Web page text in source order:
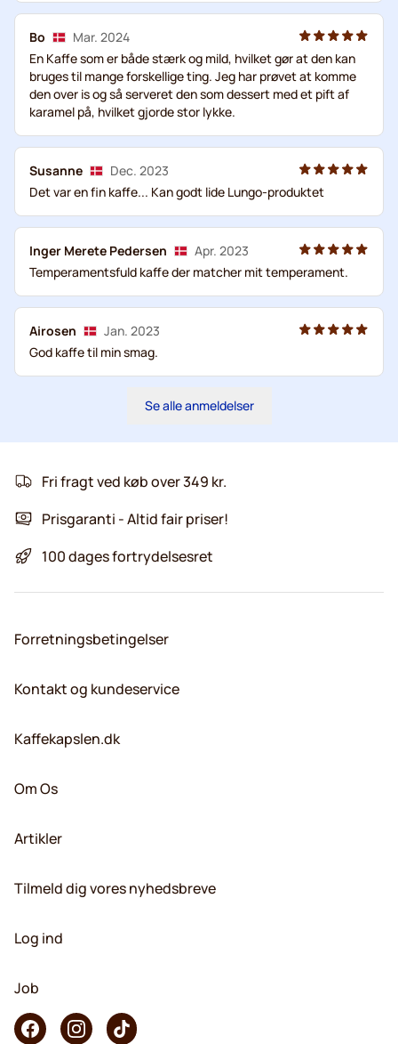
Bo
Mar. 2024
En Kaffe som er både stærk og mild, hvilket gør at den kan
bruges til mange forskellige ting. Jeg har prøvet at komme
den over is og så serveret den som dessert med et pift af
karamel på, hvilket gjorde stor lykke.
Susanne
Dec. 2023
Det var en fin kaffe... Kan godt lide Lungo-produktet
Inger Merete Pedersen
Apr. 2023
Temperamentsfuld kaffe der matcher mit temperament.
Airosen
Jan. 2023
God kaffe til min smag.
Se alle anmeldelser
Fri fragt ved køb over 349 kr.
Prisgaranti - Altid fair priser!
100 dages fortrydelsesret
Forretningsbetingelser
Kontakt og kundeservice
Kaffekapslen.dk
Om Os
Artikler
Tilmeld dig vores nyhedsbreve
Log ind
Job